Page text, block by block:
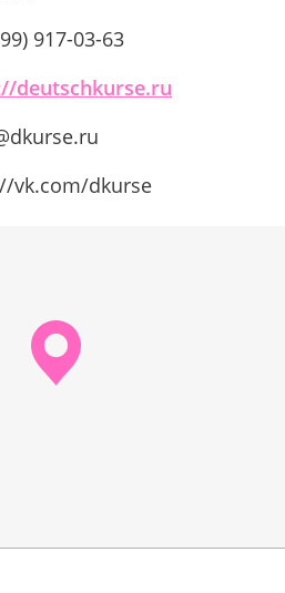
917-03-63
deutschkurse.ru
vk.com/dkurse